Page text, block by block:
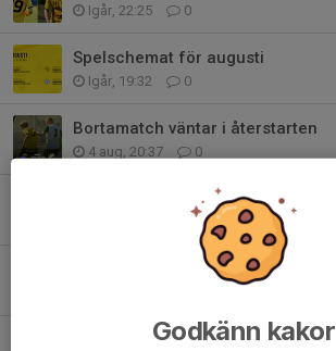
Igår, 22:25 0
Spelschemat för augusti
Igår, 19:32 0
Bortamatch väntar i återstarten
4 aug, 20:37 0
Helgens träningsmatch inställd
0
Träningsmatch väntar till helgen
Tack och lycka till, Lex Luiro!
Godkänn kakor